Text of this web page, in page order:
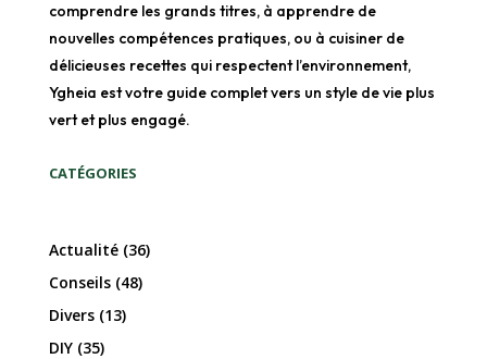
comprendre les grands titres, à apprendre de
nouvelles compétences pratiques, ou à cuisiner de
délicieuses recettes qui respectent l’environnement,
Ygheia est votre guide complet vers un style de vie plus
vert et plus engagé.
CATÉGORIES
Actualité(36)
Conseils(48)
Divers(13)
DIY(35)